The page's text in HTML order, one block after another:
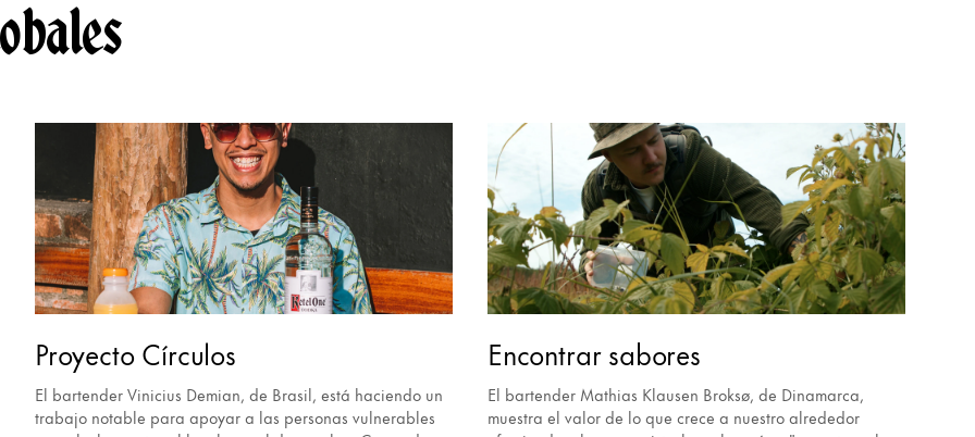
Proyecto Círculos
El bartender Vinicius Demian, de Brasil, está haciendo un
trabajo notable para apoyar a las personas vulnerables
Encontrar sabores
El bartender Mathias Klausen Broksø, de Dinamarca,
muestra el valor de lo que crece a nuestro alrededor